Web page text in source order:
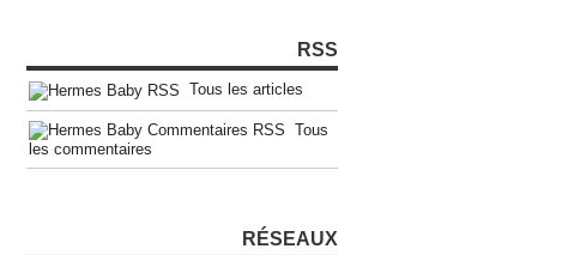
RSS
Tous les articles
Tous
les commentaires
RÉSEAUX